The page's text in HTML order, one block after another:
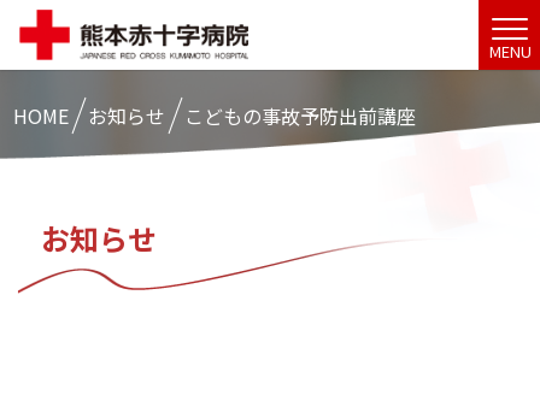
MENU
HOME お知らせ こどもの事故予防出前講座
お知らせ